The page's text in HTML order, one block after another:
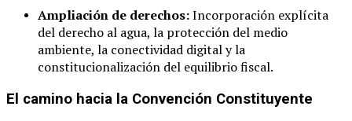
Ampliación de derechos:Incorporación explícita
del derecho al agua, la protección del medio
ambiente, la conectividad digital y la
constitucionalización del equilibrio fiscal.
El camino hacia la Convención Constituyente